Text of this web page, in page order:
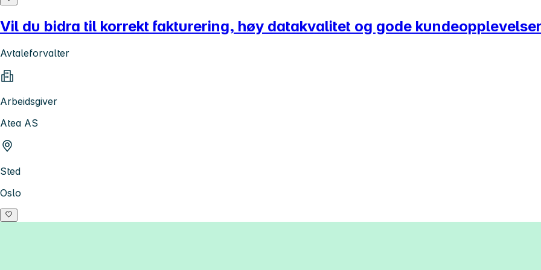
Vil du bidra til korrekt fakturering, høy datakvalitet og gode
Avtaleforvalter
Arbeidsgiver
Atea AS
Sted
Oslo